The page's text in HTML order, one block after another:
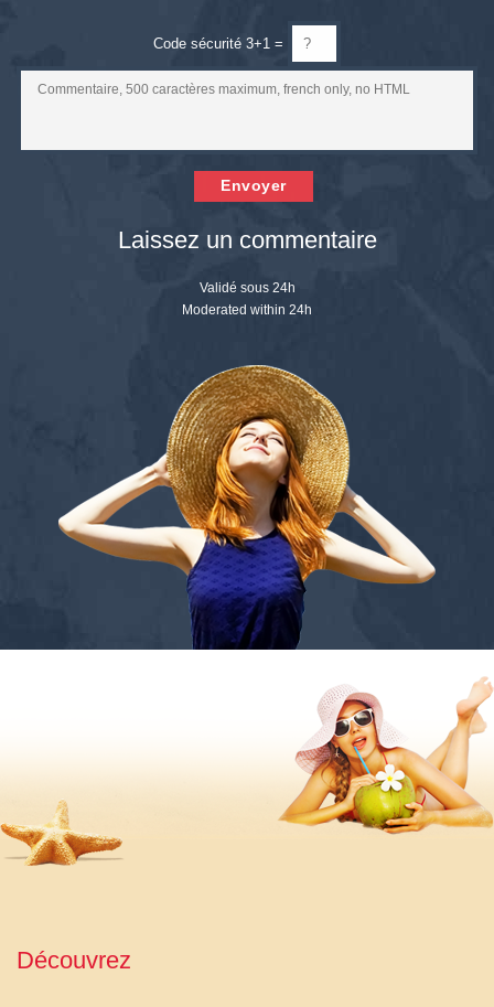
Code sécurité 3+1 =
Envoyer
Laissez un commentaire
Validé sous 24h
Moderated within 24h
Découvrez